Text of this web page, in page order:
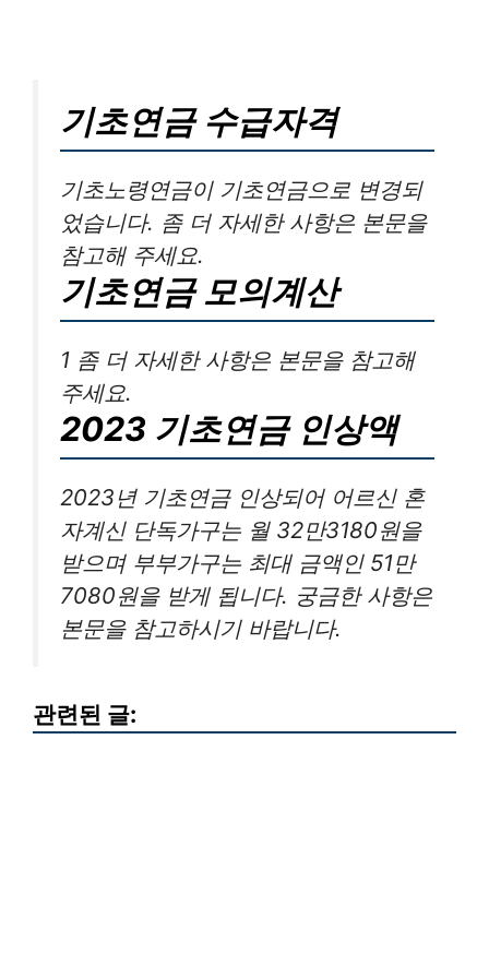
기초연금 수급자격
기초노령연금이 기초연금으로 변경되
었습니다. 좀 더 자세한 사항은 본문을
참고해 주세요.
기초연금 모의계산
1 좀 더 자세한 사항은 본문을 참고해
주세요.
2023 기초연금 인상액
2023년 기초연금 인상되어 어르신 혼
자계신 단독가구는 월 32만3180원을
받으며 부부가구는 최대 금액인 51만
7080원을 받게 됩니다. 궁금한 사항은
본문을 참고하시기 바랍니다.
관련된 글: